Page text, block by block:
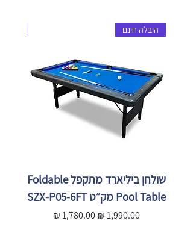
הובלה חינם
שולחן ביליארד מתקפל Foldable
Pool Table מק״ט SZX-P05-6FT
מחיר רגיל מחיר מבצע
P05-